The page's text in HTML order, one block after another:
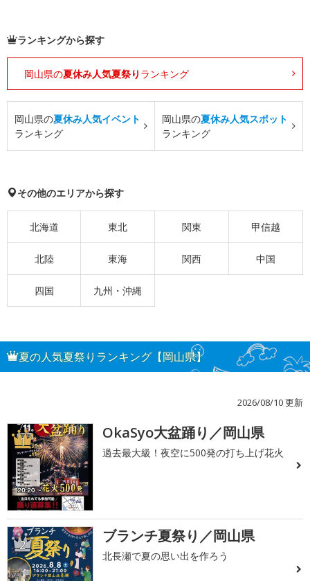
ランキングから探す
岡山県の夏休み人気夏祭り ランキング
岡山県の夏休み人気イベント
ランキング
岡山県の夏休み人気スポット
ランキング
その他のエリアから探す
北海道 東北 関東 甲信越
北陸 東海 関西 中国
四国 九州・沖縄
夏の人気夏祭りランキング【岡山県】
2026/08/10 更新
1 OkaSyo大盆踊り／岡山県
過去最大級！夜空に500発の打ち上げ花火
2 ブランチ夏祭り／岡山県
北長瀬で夏の思い出を作ろう